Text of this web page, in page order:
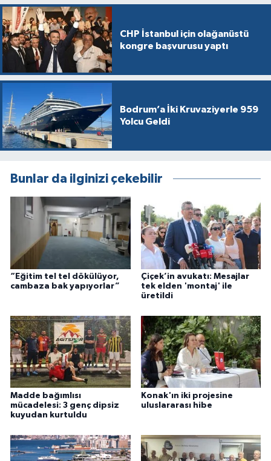
CHP İstanbul için olağanüstü
kongre başvurusu yaptı
Bodrum’a İki Kruvaziyerle 959
Yolcu Geldi
Bunlar da ilginizi çekebilir
“Eğitim tel tel dökülüyor,
cambaza bak yapıyorlar”
Çiçek’in avukatı: Mesajlar
tek elden 'montaj' ile
üretildi
Madde bağımlısı
mücadelesi: 3 genç dipsiz
kuyudan kurtuldu
Konak'ın iki projesine
uluslararası hibe